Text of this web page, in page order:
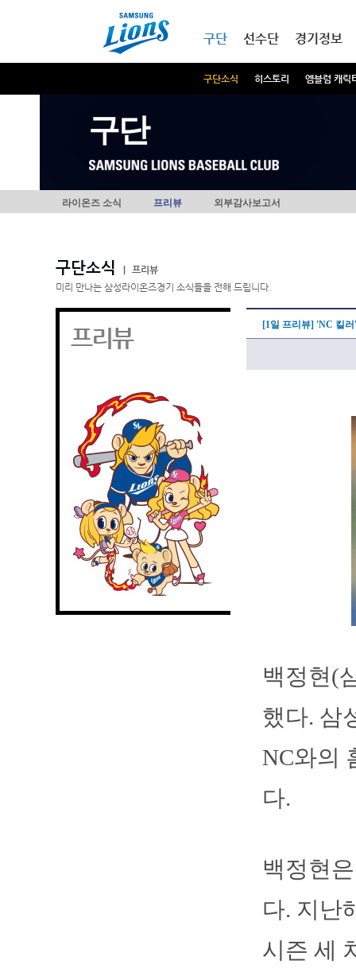
구단
구단소식 히스토리 엠블럼 캐릭
선수단 경기정보
구단
라이온즈 소식 프리뷰 외부감사보고서
구단소식
프리뷰
미리 만나는 삼성라이온즈경기 소식들을 전해 드립니다.
프리뷰 [1일 프리뷰] 'NC 킬
백정현(
했다. 삼
NC와의
다.
백정현
다. 지난
시즌 세